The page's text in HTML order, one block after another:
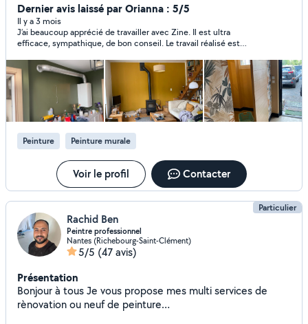
travaille également avec plusieurs artisans (carreleur,
plaquiste, isolateur etc). Je propose mes services à petit
prix. Vous avez besoin d'aide pour quoique ce soit je suis là
pour vous. N'hésitez pas à m'appeler sur mon numéro qui
est le zéro sept cinquante trois soixante six vingt quatre
zéro quatre. Car l'application me permet pas de répondre
à toutes les demandes mais en appel téléphonique cela
marche.
Dernier avis laissé par Orianna : 5/5
Il y a 3 mois
J’ai beaucoup apprécié de travailler avec Zine. Il est ultra
efficace, sympathique, de bon conseil. Le travail réalisé est
Peinture Peinture murale
Voir le profil Contacter
Particulier
Rachid Ben
Peintre professionnel
Nantes (Richebourg-Saint-Clément)
5/5 (47 avis)
Présentation
Bonjour à tous Je vous propose mes multi services de
rènovation ou neuf de peinture